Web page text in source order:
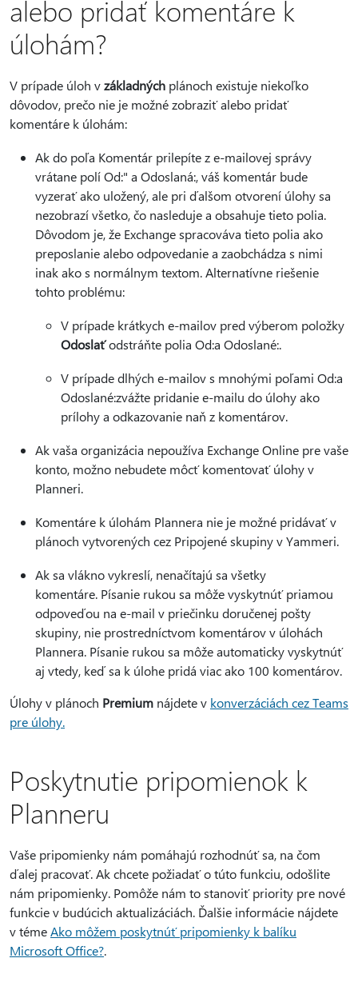
alebo pridať komentáre k
úlohám?
V prípade úloh vzákladných plánoch existuje niekoľko
dôvodov, prečo nie je možné zobraziť alebo pridať
komentáre k úlohám:
Ak do poľa Komentár prilepíte z e-mailovej správy
vrátane polí Od:" a Odoslaná:, váš komentár bude
vyzerať ako uložený, ale pri ďalšom otvorení úlohy sa
nezobrazí všetko, čo nasleduje a obsahuje tieto polia.
Dôvodom je, že Exchange spracováva tieto polia ako
preposlanie alebo odpovedanie a zaobchádza s nimi
inak ako s normálnym textom. Alternatívne riešenie
tohto problému:
V prípade krátkych e-mailov pred výberom položky
Odoslaťodstráňte polia Od:a Odoslané:.
V prípade dlhých e-mailov s mnohými poľami Od:a
Odoslané:zvážte pridanie e-mailu do úlohy ako
prílohy a odkazovanie naň z komentárov.
Ak vaša organizácia nepoužíva Exchange Online pre vaše
konto, možno nebudete môcť komentovať úlohy v
Planneri.
Komentáre k úlohám Plannera nie je možné pridávať v
plánoch vytvorených cez Pripojené skupiny v Yammeri.
Ak sa vlákno vykreslí, nenačítajú sa všetky
komentáre. Písanie rukou sa môže vyskytnúť priamou
odpoveďou na e-mail v priečinku doručenej pošty
skupiny, nie prostredníctvom komentárov v úlohách
Plannera. Písanie rukou sa môže automaticky vyskytnúť
aj vtedy, keď sa k úlohe pridá viac ako 100 komentárov.
Úlohy v plánoch Premium nájdete v konverzáciách cez Teams
pre úlohy.
Poskytnutie pripomienok k
Planneru
Vaše pripomienky nám pomáhajú rozhodnúť sa, na čom
ďalej pracovať. Ak chcete požiadať o túto funkciu, odošlite
nám pripomienky. Pomôže nám to stanoviť priority pre nové
funkcie v budúcich aktualizáciách. Ďalšie informácie nájdete
v témeAko môžem poskytnúť pripomienky k balíku
Microsoft Office?.